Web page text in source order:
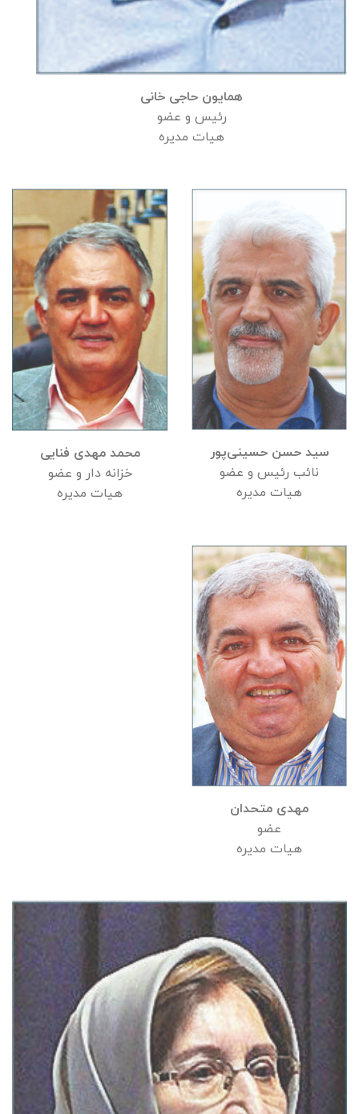
همایون حاجی خانی
رئیس و عضو
هیات مدیره
سید حسن حسینی‌پور
نائب رئیس و عضو
هیات مدیره
محمد مهدی فنایی
خزانه دار و عضو
هیات مدیره
مهدی متحدان
عضو
هیات مدیره